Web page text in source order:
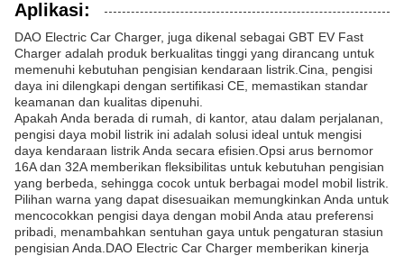
Aplikasi:
DAO Electric Car Charger, juga dikenal sebagai GBT EV Fast
Charger adalah produk berkualitas tinggi yang dirancang untuk
memenuhi kebutuhan pengisian kendaraan listrik.Cina, pengisi
daya ini dilengkapi dengan sertifikasi CE, memastikan standar
keamanan dan kualitas dipenuhi.
Apakah Anda berada di rumah, di kantor, atau dalam perjalanan,
pengisi daya mobil listrik ini adalah solusi ideal untuk mengisi
daya kendaraan listrik Anda secara efisien.Opsi arus bernomor
16A dan 32A memberikan fleksibilitas untuk kebutuhan pengisian
yang berbeda, sehingga cocok untuk berbagai model mobil listrik.
Pilihan warna yang dapat disesuaikan memungkinkan Anda untuk
mencocokkan pengisi daya dengan mobil Anda atau preferensi
pribadi, menambahkan sentuhan gaya untuk pengaturan stasiun
pengisian Anda.DAO Electric Car Charger memberikan kinerja